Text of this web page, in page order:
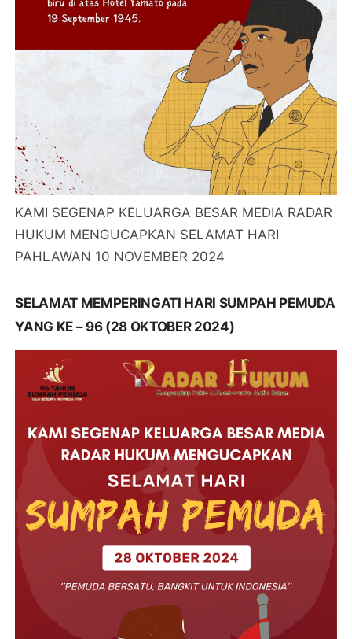
KAMI SEGENAP KELUARGA BESAR MEDIA RADAR
HUKUM MENGUCAPKAN SELAMAT HARI
PAHLAWAN 10 NOVEMBER 2024
SELAMAT MEMPERINGATI HARI SUMPAH PEMUDA
YANG KE – 96 (28 OKTOBER 2024)